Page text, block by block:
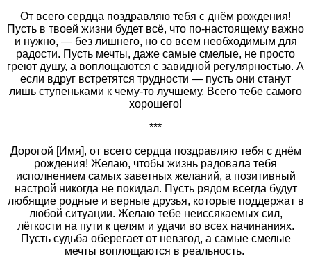
От всего сердца поздравляю тебя с днём рождения!
Пусть в твоей жизни будет всё, что по‑настоящему важно
и нужно, — без лишнего, но со всем необходимым для
радости. Пусть мечты, даже самые смелые, не просто
греют душу, а воплощаются с завидной регулярностью. А
если вдруг встретятся трудности — пусть они станут
лишь ступеньками к чему‑то лучшему. Всего тебе самого
хорошего!
***
Дорогой [Имя], от всего сердца поздравляю тебя с днём
рождения! Желаю, чтобы жизнь радовала тебя
исполнением самых заветных желаний, а позитивный
настрой никогда не покидал. Пусть рядом всегда будут
любящие родные и верные друзья, которые поддержат в
любой ситуации. Желаю тебе неиссякаемых сил,
лёгкости на пути к целям и удачи во всех начинаниях.
Пусть судьба оберегает от невзгод, а самые смелые
мечты воплощаются в реальность.